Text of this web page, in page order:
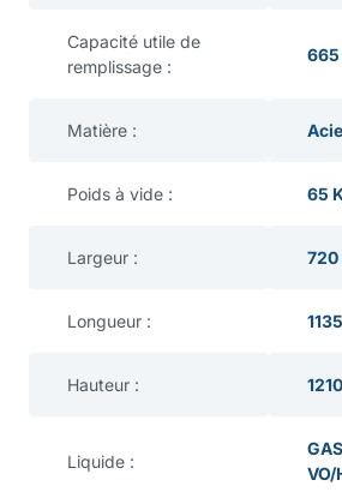
Capacité utile de
remplissage :
665
Matière :
Poids à vide : 65
Largeur : 720
Longueur :
Hauteur :
Liquide :
VO/